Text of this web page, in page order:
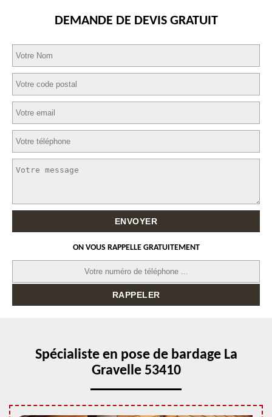
DEMANDE DE DEVIS GRATUIT
ON VOUS RAPPELLE GRATUITEMENT
Spécialiste en pose de bardage La
Gravelle 53410